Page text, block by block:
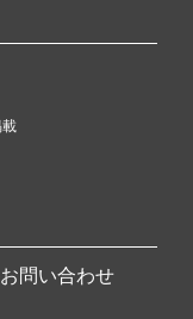
載
問い合わせ